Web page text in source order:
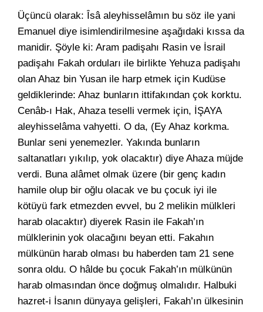
Üçüncü olarak: Îsâ aleyhisselâmın bu söz ile yani
Emanuel diye isimlendirilmesine aşağıdaki kıssa da
manidir. Şöyle ki: Aram padişahı Rasin ve İsrail
padişahı Fakah orduları ile birlikte Yehuza padişahı
olan Ahaz bin Yusan ile harp etmek için Kudüse
geldiklerinde: Ahaz bunların ittifakından çok korktu.
Cenâb-ı Hak, Ahaza teselli vermek için, İŞAYA
aleyhisselâma vahyetti. O da, (Ey Ahaz korkma.
Bunlar seni yenemezler. Yakında bunların
saltanatları yıkılıp, yok olacaktır) diye Ahaza müjde
verdi. Buna alâmet olmak üzere (bir genç kadın
hamile olup bir oğlu olacak ve bu çocuk iyi ile
kötüyü fark etmezden evvel, bu 2 melikin mülkleri
harab olacaktır) diyerek Rasin ile Fakah’ın
mülklerinin yok olacağını beyan etti. Fakahın
mülkünün harab olması bu haberden tam 21 sene
sonra oldu. O hâlde bu çocuk Fakah’ın mülkünün
harab olmasından önce doğmuş olmalıdır. Halbuki
hazret-i İsanın dünyaya gelişleri, Fakah’ın ülkesinin